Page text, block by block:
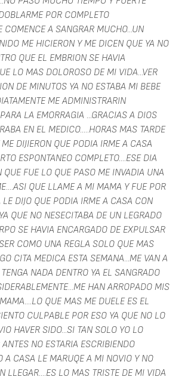
POR COMPLETO
COMENCE A SANGRAR MUCHO...UN
ME HICIERON Y ME DICEN QUE YA NO
QUE EL EMBRION SE HAVIA
LO MAS DOLOROSO DE MI VIDA...VER
DE MINUTOS YA NO ESTABA MI BEBE
ME ADMINISTRARIN
LA EMORRAGIA ...GRACIAS A DIOS
EN EL MEDICO.....HORAS MAS TARDE
DIJIERON QUE PODIA IRME A CASA
ESPONTANEO COMPLETO....ESE DIA
QUE FUE LO QUE PASO ME INVADIA UNA
QUE LLAME A MI MAMA Y FUE POR
DIJO QUE PODIA IRME A CASA CON
QUE NO NESECITABA DE UN LEGRADO
SE HAVIA ENCARGADO DE EXPULSAR
COMO UNA REGLA SOLO QUE MAS
CITA MEDICA ESTA SEMANA...ME VAN A
NADA DENTRO YA EL SANGRADO
HAN ARROPADO MIS
QUE MAS ME DUELE ES EL
CULPABLE POR ESO YA QUE NO LO
HAVER SIDO...SI TAN SOLO YO LO
NO ESTARIA ESCRIBIENDO
A CASA LE MARUQE A MI NOVIO Y NO
LLEGAR....ES LO MAS TRISTE DE MI VIDA